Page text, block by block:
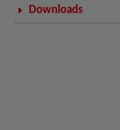
Downloads